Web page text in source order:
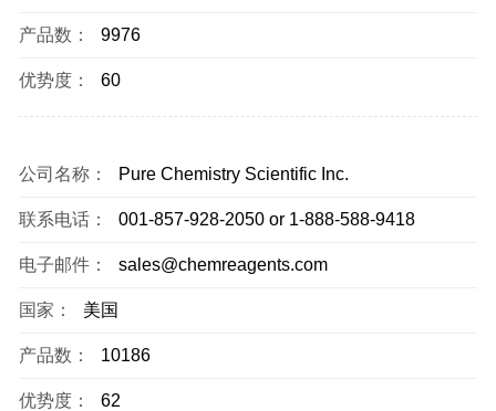
产品数： 9976
优势度： 60
公司名称： Pure Chemistry Scientific Inc.
联系电话： 001-857-928-2050 or 1-888-588-9418
电子邮件： sales@chemreagents.com
国家： 美国
产品数： 10186
优势度： 62